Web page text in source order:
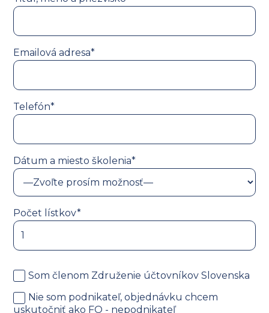
Emailová adresa*
Telefón*
Dátum a miesto školenia*
Počet lístkov*
Som členom Združenie účtovníkov Slovenska
Nie som podnikateľ, objednávku chcem
uskutočniť ako FO - nepodnikateľ